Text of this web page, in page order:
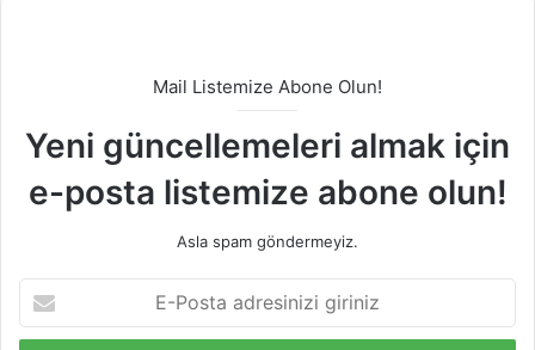
Mail Listemize Abone Olun!
Yeni güncellemeleri almak için
e-posta listemize abone olun!
Asla spam göndermeyiz.
Posta
adresinizi